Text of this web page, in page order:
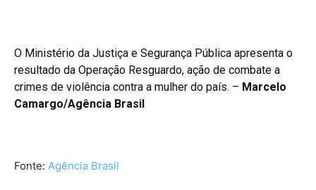
O Ministério da Justiça e Segurança Pública apresenta o
resultado da Operação Resguardo, ação de combate a
crimes de violência contra a mulher do país. – Marcelo
Camargo/Agência Brasil
Fonte: Agência Brasil